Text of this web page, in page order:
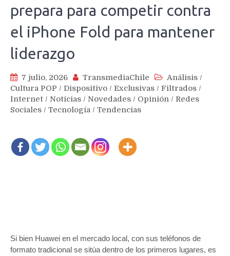
prepara para competir contra
el iPhone Fold para mantener
liderazgo
7 julio, 2026 TransmediaChile Análisis /
Cultura POP / Dispositivo / Exclusivas / Filtrados /
Internet / Noticias / Novedades / Opinión / Redes
Sociales / Tecnología / Tendencias
Si bien Huawei en el mercado local, con sus teléfonos de
formato tradicional se sitúa dentro de los primeros lugares, es